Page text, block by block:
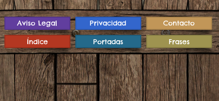
Contacto
Privacidad
Aviso Legal
Frases
Portadas
Índice